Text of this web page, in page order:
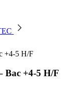
+4-5 H/F
Bac +4-5 H/F